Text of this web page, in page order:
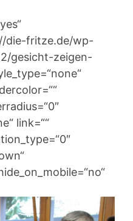
die-fritze.de/wp-
gesicht-zeigen-
link=““